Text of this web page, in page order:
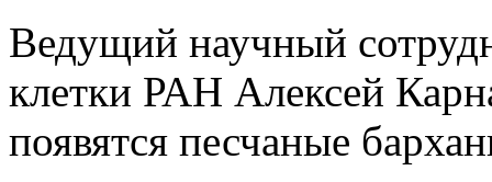
Ведущий научный
клетки РАН Алексей
появятся песчаные